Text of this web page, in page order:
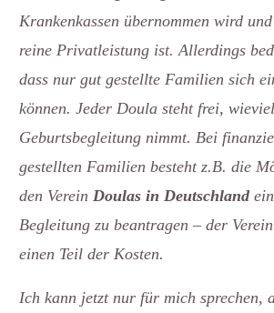
Krankenkassen übernommen wird
reine Privatleistung ist. Allerdings
dass nur gut gestellte Familien sich
können. Jeder Doula steht frei,
Geburtsbegleitung nimmt. Bei
gestellten Familien besteht z.B. die
den Verein Doulas in Deutschland
Begleitung zu beantragen – der
einen Teil der Kosten.
Ich kann jetzt nur für mich sprechen,